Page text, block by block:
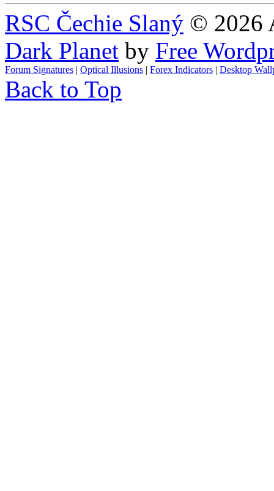
RSC Čechie Slaný © 2026
Dark Planet by Free
Forum Signatures | Optical Illusions | Forex Indicators | Desktop
Back to Top